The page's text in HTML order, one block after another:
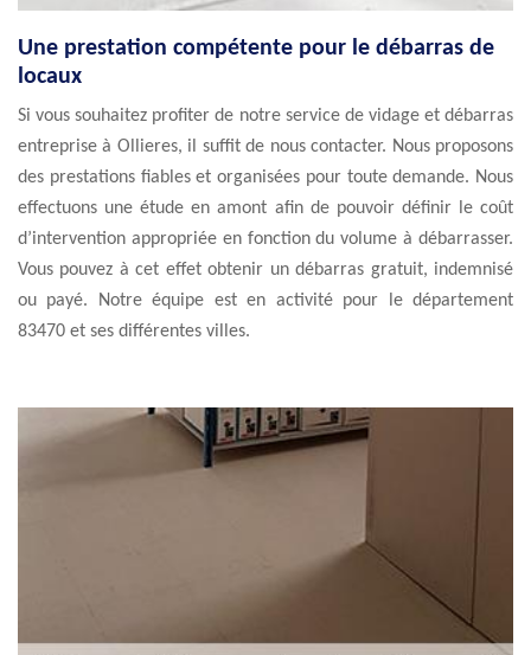
Une prestation compétente pour le débarras de
locaux
Si vous souhaitez profiter de notre service de vidage et débarras
entreprise à Ollieres, il suffit de nous contacter. Nous proposons
des prestations fiables et organisées pour toute demande. Nous
effectuons une étude en amont afin de pouvoir définir le coût
d’intervention appropriée en fonction du volume à débarrasser.
Vous pouvez à cet effet obtenir un débarras gratuit, indemnisé
ou payé. Notre équipe est en activité pour le département
83470 et ses différentes villes.